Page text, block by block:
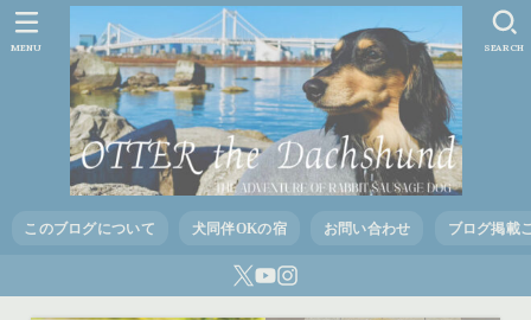
このブログについて 犬同伴OKの宿 お問い合わせ ブログ掲載
SEARCH
MENU